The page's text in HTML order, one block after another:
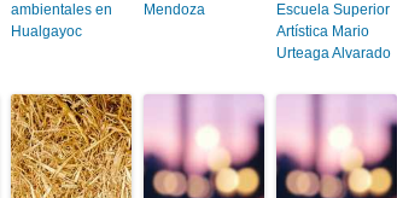
ambientales en
Hualgayoc
Mendoza
Escuela Superior
Artística Mario
Urteaga Alvarado